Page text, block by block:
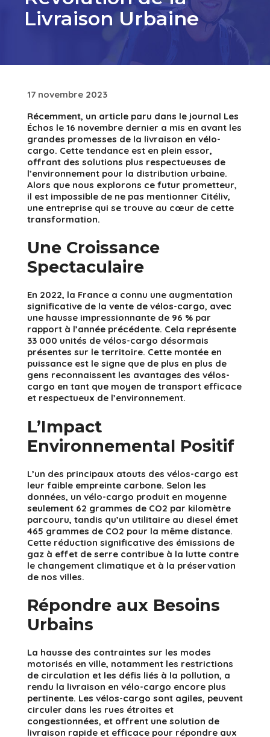
Livraison Urbaine
17 novembre 2023
Récemment, un article paru dans le journal Les
Échos le 16 novembre dernier a mis en avant les
grandes promesses de la livraison en vélo-
cargo. Cette tendance est en plein essor,
offrant des solutions plus respectueuses de
l’environnement pour la distribution urbaine.
Alors que nous explorons ce futur prometteur,
il est impossible de ne pas mentionner Citéliv,
une entreprise qui se trouve au cœur de cette
transformation.
Une Croissance
Spectaculaire
En 2022, la France a connu une augmentation
significative de la vente de vélos-cargo, avec
une hausse impressionnante de 96 % par
rapport à l’année précédente. Cela représente
33 000 unités de vélos-cargo désormais
présentes sur le territoire. Cette montée en
puissance est le signe que de plus en plus de
gens reconnaissent les avantages des vélos-
cargo en tant que moyen de transport efficace
et respectueux de l’environnement.
L’Impact
Environnemental Positif
L’un des principaux atouts des vélos-cargo est
leur faible empreinte carbone. Selon les
données, un vélo-cargo produit en moyenne
seulement 62 grammes de CO2 par kilomètre
parcouru, tandis qu’un utilitaire au diesel émet
465 grammes de CO2 pour la même distance.
Cette réduction significative des émissions de
gaz à effet de serre contribue à la lutte contre
le changement climatique et à la préservation
de nos villes.
Répondre aux Besoins
Urbains
La hausse des contraintes sur les modes
motorisés en ville, notamment les restrictions
de circulation et les défis liés à la pollution, a
rendu la livraison en vélo-cargo encore plus
pertinente. Les vélos-cargo sont agiles, peuvent
circuler dans les rues étroites et
congestionnées, et offrent une solution de
livraison rapide et efficace pour répondre aux